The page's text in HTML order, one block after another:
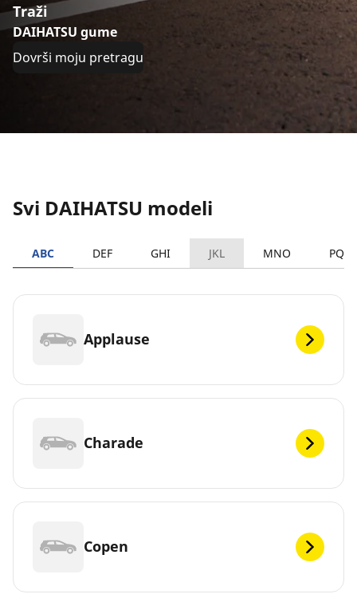
Traži
DAIHATSU gume
Dovrši moju pretragu
Svi DAIHATSU modeli
ABC DEF GHI JKL MNO PQRS
Applause
Charade
Copen